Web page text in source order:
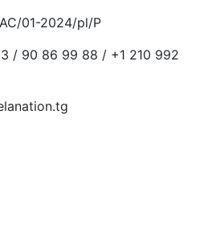
01-2024/pl/P
/ 90 86 99 88 / +1 210 992